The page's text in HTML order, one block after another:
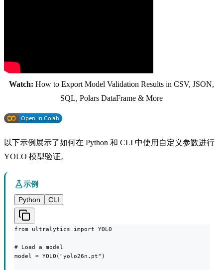
Watch: How to Export Model Validation Results in CSV, JSON,
SQL, Polars DataFrame & More
以下示例展示了如何在 Python 和 CLI 中使用自定义参数进行
YOLO 模型验证。
示例
Python
CLI
from ultralytics import YOLO
# Load a model
model = YOLO("yolo26n.pt")